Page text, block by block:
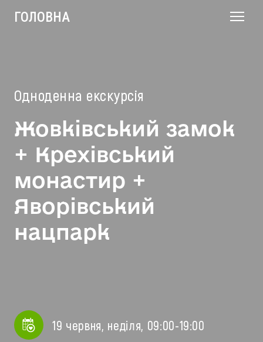
ГОЛОВНА
Одноденна екскурсія
Жовківський замок
+ Крехівський
монастир +
Яворівський
нацпарк
19 червня, неділя, 09:00-19:00